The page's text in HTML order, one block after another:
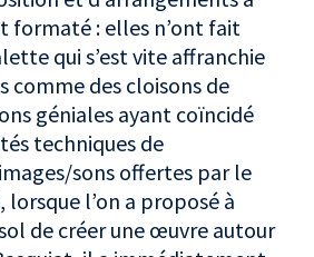
formaté : elles n’ont fait
qui s’est vite affranchie
comme des cloisons de
géniales ayant coïncidé
techniques de
sons offertes par le
lorsque l’on a proposé à
de créer une œuvre autour